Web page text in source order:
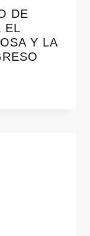
DE
EL
Y LA